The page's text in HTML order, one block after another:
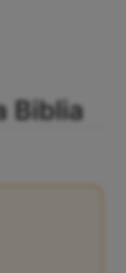
Biblia